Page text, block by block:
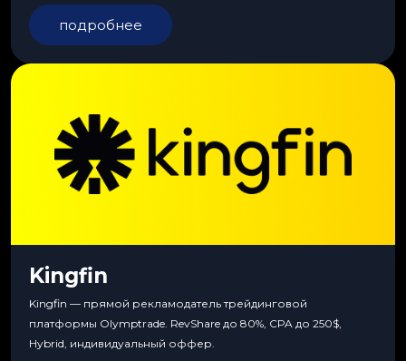
подробнее
Kingfin
Kingfin — прямой рекламодатель трейдинговой
платформы Olymptrade. RevShare до 80%, CPA до 250$,
Hybrid, индивидуальный оффер.